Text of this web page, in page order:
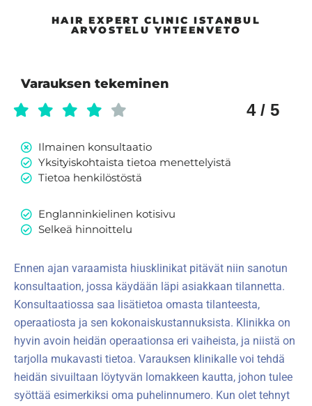
HAIR EXPERT CLINIC ISTANBUL
ARVOSTELU YHTEENVETO
Varauksen tekeminen
4 / 5
Ilmainen konsultaatio
Yksityiskohtaista tietoa menettelyistä
Tietoa henkilöstöstä
Englanninkielinen kotisivu
Selkeä hinnoittelu
Ennen ajan varaamista hiusklinikat pitävät niin sanotun
konsultaation, jossa käydään läpi asiakkaan tilannetta.
Konsultaatiossa saa lisätietoa omasta tilanteesta,
operaatiosta ja sen kokonaiskustannuksista. Klinikka on
hyvin avoin heidän operaationsa eri vaiheista, ja niistä on
tarjolla mukavasti tietoa. Varauksen klinikalle voi tehdä
heidän sivuiltaan löytyvän lomakkeen kautta, johon tulee
syöttää esimerkiksi oma puhelinnumero. Kun olet tehnyt